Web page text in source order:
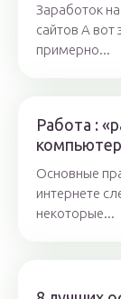
Заработок
сайтов А вот
примерно...
Работа :
Основные
интернете
некоторые...